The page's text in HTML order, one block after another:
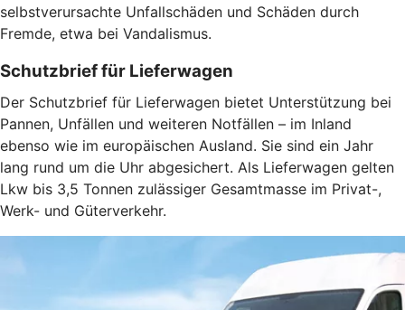
selbstverursachte Unfallschäden und Schäden durch
Fremde, etwa bei Vandalismus.
Schutzbrief für Lieferwagen
Der Schutzbrief für Lieferwagen bietet Unterstützung bei
Pannen, Unfällen und weiteren Notfällen – im Inland
ebenso wie im europäischen Ausland. Sie sind ein Jahr
lang rund um die Uhr abgesichert. Als Lieferwagen gelten
Lkw bis 3,5 Tonnen zulässiger Gesamtmasse im Privat-,
Werk- und Güterverkehr.